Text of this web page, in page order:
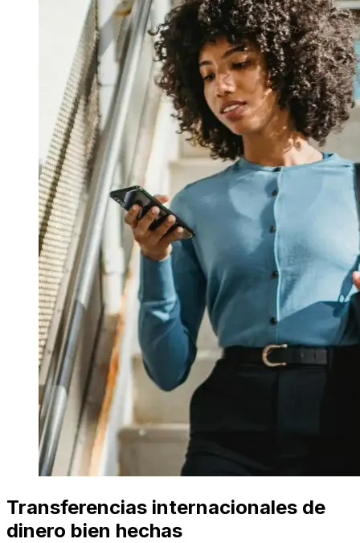
Transferencias internacionales de
dinero bien hechas